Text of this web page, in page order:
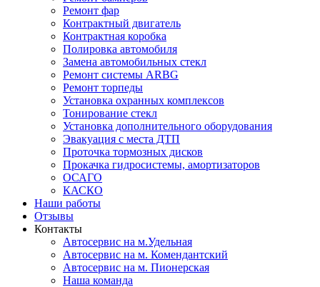
Ремонт фар
Контрактный двигатель
Контрактная коробка
Полировка автомобиля
Замена автомобильных стекл
Ремонт системы ARBG
Ремонт торпеды
Установка охранных комплексов
Тонирование стекл
Установка дополнительного оборудования
Эвакуация с места ДТП
Проточка тормозных дисков
Прокачка гидросистемы, амортизаторов
ОСАГО
КАСКО
Наши работы
Отзывы
Контакты
Автосервис на м.Удельная
Автосервис на м. Комендантский
Автосервис на м. Пионерская
Наша команда